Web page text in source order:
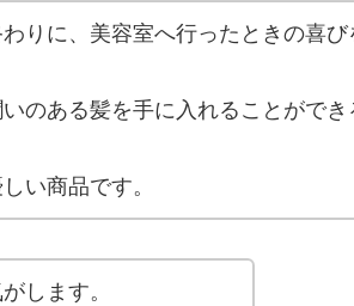
りに、美容室へ行ったときの喜び
のある髪を手に入れることがで
い商品です。
します。